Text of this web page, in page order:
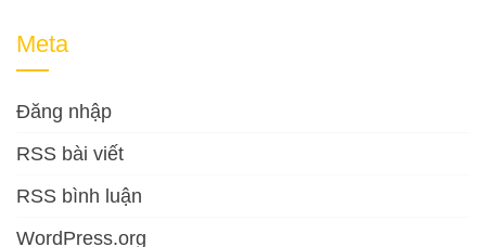
Meta
Đăng nhập
RSS bài viết
RSS bình luận
WordPress.org